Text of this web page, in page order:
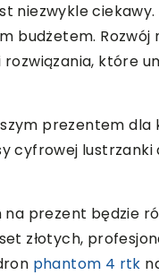
niezwykle
budżetem.
które
prezentem
cyfrowej
na prezent będzie
złotych,
phantom 4 rtk